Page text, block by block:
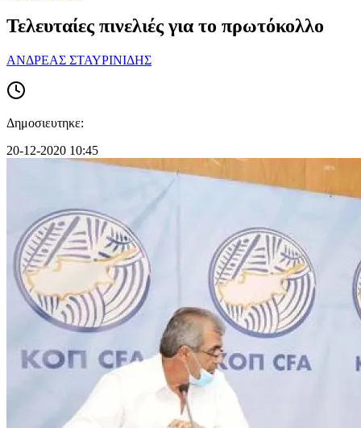
Τελευταίες πινελιές για το πρωτόκολλο
ΑΝΔΡΕΑΣ ΣΤΑΥΡΙΝΙΔΗΣ
Δημοσιευτηκε:
20-12-2020 10:45